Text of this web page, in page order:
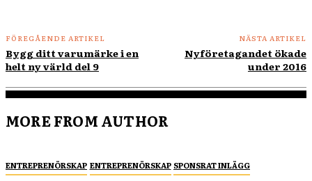
FÖREGÅENDE ARTIKEL
Bygg ditt varumärke i en
helt ny värld del 9
NÄSTA ARTIKEL
Nyföretagandet ökade
under 2016
MORE FROM AUTHOR
ENTREPRENÖRSKAP ENTREPRENÖRSKAP SPONSRAT INLÄGG